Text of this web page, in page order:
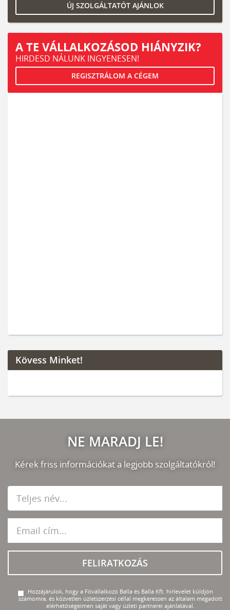
ÚJ SZOLGÁLTATÓT AJÁNLOK
A TE VÁLLALKOZÁSOD HIÁNYZIK?
HIRDESD NÁLUNK INGYENESEN!
REGISZTRÁLOM A CÉGEM
Kövess Minket!
NE MARADJ LE!
Kérek friss információkat a legjobb szolgáltatókról!
FELIRATKOZÁS
Hozzájárulok, hogy a Fővállalkozó Balla és Balla Kft. hírlevelet küldjön
számomra, és közvetlen üzletszerzési céllal megkeressen az általam megadott
elérhetőségeimen saját vagy üzleti partnerei ajánlatával.